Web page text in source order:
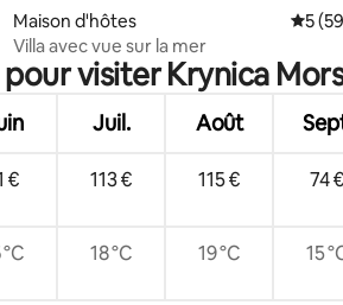
sur 5
Maison d'hôtes
5
Villa avec vue sur la mer
visiter Krynica
Juil. Août
€ 113 € 115 € 74 €
18 °C 19 °C 15